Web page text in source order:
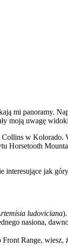
mi panoramy.
moją uwagę
w
Horsetooth
interesujące jak
ludoviciana
nasiona,
Front Range,